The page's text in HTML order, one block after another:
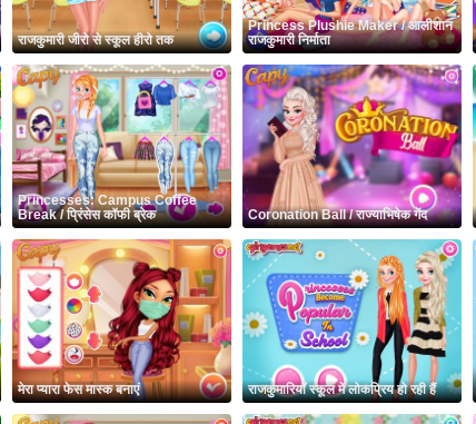
राजकुमारी जीरो से स्कूल हीरो तक
Princess Plushie Maker / आलीशान
राजकुमारी निर्माता
Princesses: Campus Coffee
Break / प्रिंसेस कॉफी ब्रेक
Coronation Ball / राज्याभिषेक गेंद
मेरा प्यारा फेस मास्क बनाएं राजकुमारियाँ स्कूल में लोकप्रिय हो रही हैं